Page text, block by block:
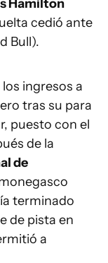
Hamilton
cedió ante
Bull).
ingresos a
tras su para
puesto con el
de la
de
terminado
de pista en
a